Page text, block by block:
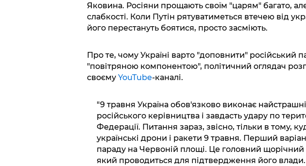
Яковина. Росіяни прощають своїм "царям" багато,
слабкості. Коли Путін рятуватиметься втечею від
його перестануть боятися, просто засміють.
Про те, чому Україні варто "доповнити" російський
"повітряною компонентою", політичний оглядач
своєму YouTube-каналі.
"9 травня Україна обов'язково виконає
російського керівництва і завдасть удару по
Федерації. Питання зараз, звісно, тільки в тому,
українські дрони і ракети 9 травня. Перший
параду на Червоній площі. Це головний щорічний
який проводиться для підтвердження його